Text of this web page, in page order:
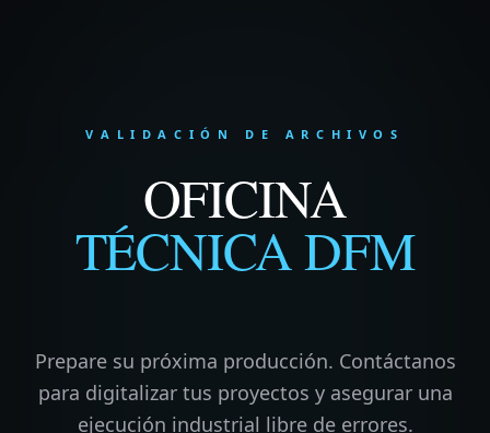
VALIDACIÓN DE ARCHIVOS
OFICINA
TÉCNICA DFM
Prepare su próxima producción. Contáctanos
para digitalizar tus proyectos y asegurar una
ejecución industrial libre de errores.